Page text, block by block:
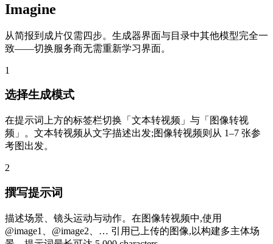
Imagine
从简报到成片仅需四步。生成器界面与目录中其他模型完全一
致——切换服务商无需重新学习界面。
1
选择生成模式
在提示词上方的标签栏切换「文本转视频」与「图像转视
频」。文本转视频从文字描述出发;图像转视频则从 1–7 张参
考图出发。
2
撰写提示词
描述场景、镜头运动与动作。在图像转视频中,使用
@image1、@image2、… 引用已上传的图像,以构建多主体场